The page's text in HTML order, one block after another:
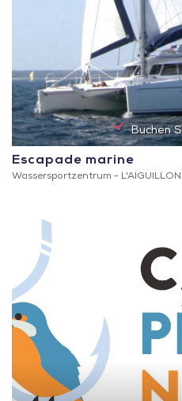
Buchen
Escapade marine
Wassersportzentrum -